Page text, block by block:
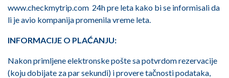
www.checkmytrip.com 24h pre leta kako bi se informisali da
li je avio kompanija promenila vreme leta.
INFORMACIJE O PLAĆANJU:
Nakon primljene elektronske pošte sa potvrdom rezervacije
(koju dobijate za par sekundi) i provere tačnosti podataka,